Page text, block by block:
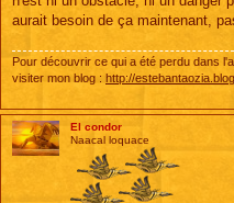
aurait besoin de ça maintenant,
Pour découvrir ce qui a été perdu dans
visiter mon blog : http://
El condor
Naacal loquace